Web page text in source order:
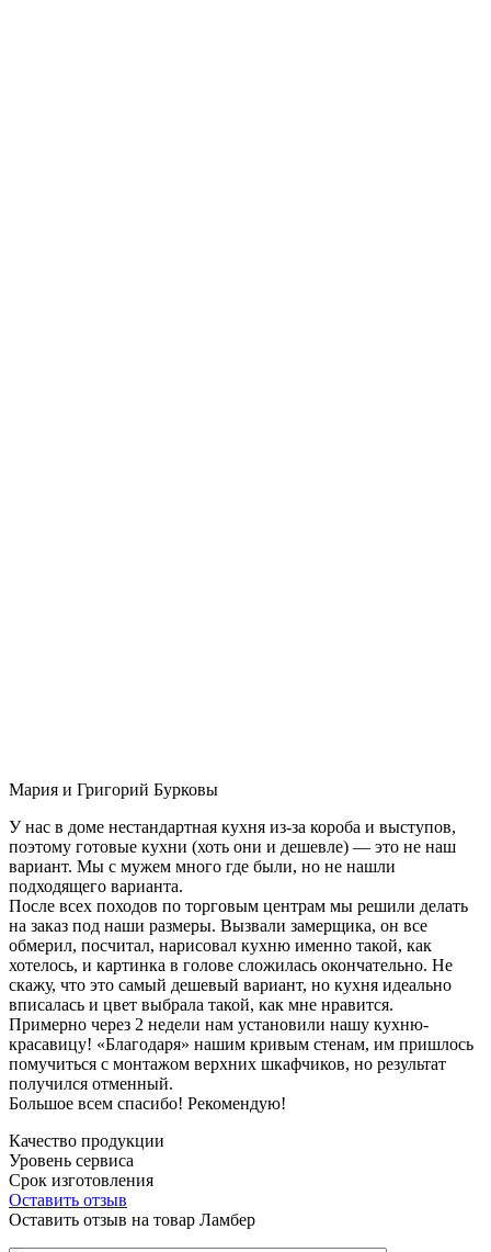
Мария и Григорий Бурковы
У нас в доме нестандартная кухня из-за короба и выступов,
поэтому готовые кухни (хоть они и дешевле) — это не наш
вариант. Мы с мужем много где были, но не нашли
подходящего варианта.
После всех походов по торговым центрам мы решили делать
на заказ под наши размеры. Вызвали замерщика, он все
обмерил, посчитал, нарисовал кухню именно такой, как
хотелось, и картинка в голове сложилась окончательно. Не
скажу, что это самый дешевый вариант, но кухня идеально
вписалась и цвет выбрала такой, как мне нравится.
Примерно через 2 недели нам установили нашу кухню-
красавицу! «Благодаря» нашим кривым стенам, им пришлось
помучиться с монтажом верхних шкафчиков, но результат
получился отменный.
Большое всем спасибо! Рекомендую!
Качество продукции
Уровень сервиса
Срок изготовления
Оставить отзыв
Оставить отзыв на товар Ламбер